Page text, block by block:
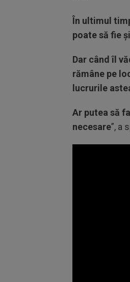
În ultimul
poate să fie
Dar când îl
rămâne pe
lucrurile
Ar putea să
necesare”, a